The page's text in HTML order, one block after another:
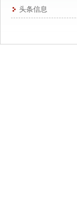
头条信息